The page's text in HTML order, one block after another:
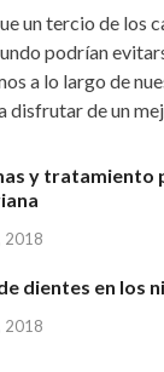
un tercio de los
podrían
a lo largo de
disfrutar de un
y tratamiento
2018
dientes en los
2018